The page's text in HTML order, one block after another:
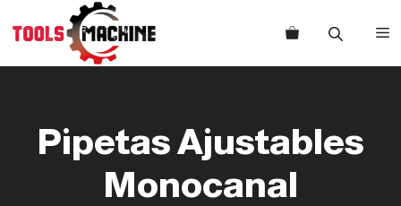
Pipetas Ajustables
Monocanal